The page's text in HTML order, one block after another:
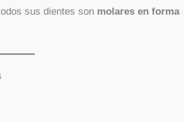
sus dientes son molares en forma